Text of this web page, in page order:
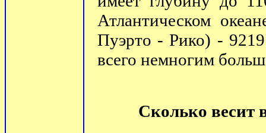
Атлантическом
Пуэрто - Рико) -
всего немногим
Сколько весит